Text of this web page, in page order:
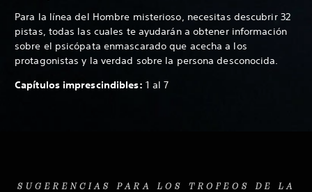
Para la línea del Hombre misterioso, necesitas descubrir 32
pistas, todas las cuales te ayudarán a obtener información
sobre el psicópata enmascarado que acecha a los
protagonistas y la verdad sobre la persona desconocida.
Capítulos imprescindibles: 1 al 7
SUGERENCIAS PARA LOS TROFEOS DE LA